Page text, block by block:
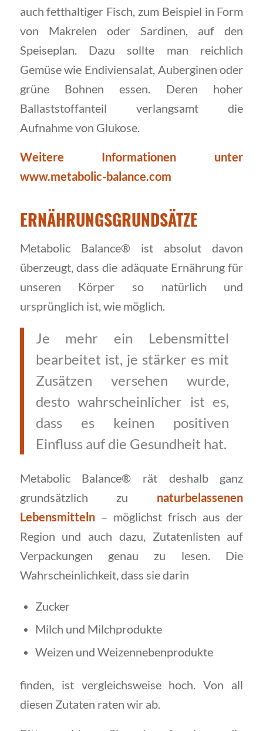
auch fetthaltiger Fisch, zum Beispiel in Form
von Makrelen oder Sardinen, auf den
Speiseplan. Dazu sollte man reichlich
Gemüse wie Endiviensalat, Auberginen oder
grüne Bohnen essen. Deren hoher
Ballaststoffanteil verlangsamt die
Aufnahme von Glukose.
Weitere Informationen unter
www.metabolic-balance.com
ERNÄHRUNGSGRUNDSÄTZE
Metabolic Balance® ist absolut davon
überzeugt, dass die adäquate Ernährung für
unseren Körper so natürlich und
ursprünglich ist, wie möglich.
Je mehr ein Lebensmittel
bearbeitet ist, je stärker es mit
Zusätzen versehen wurde,
desto wahrscheinlicher ist es,
dass es keinen positiven
Einfluss auf die Gesundheit hat.
Metabolic Balance® rät deshalb ganz
grundsätzlich zu naturbelassenen
Lebensmitteln– möglichst frisch aus der
Region und auch dazu, Zutatenlisten auf
Verpackungen genau zu lesen. Die
Wahrscheinlichkeit, dass sie darin
Zucker
Milch und Milchprodukte
Weizen und Weizennebenprodukte
finden, ist vergleichsweise hoch. Von all
diesen Zutaten raten wir ab.